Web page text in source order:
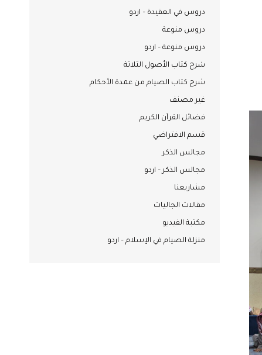
دروس في العقيدة – اردو
دروس منوعة
دروس منوعة – اردو
شرح كتاب الأصول الثلاثة
شرح كتاب الصيام من عمدة الأحكام
غير مصنف
فضائل القرآن الكريم
قسم الافتراضي
مجالس الذكر
مجالس الذكر – اردو
مشاريعنا
مقالات الجاليات
مكتبة الفيديو
منزلة الصيام في الإسلام – اردو